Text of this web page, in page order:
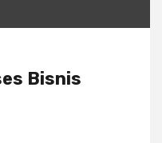
Bisnis